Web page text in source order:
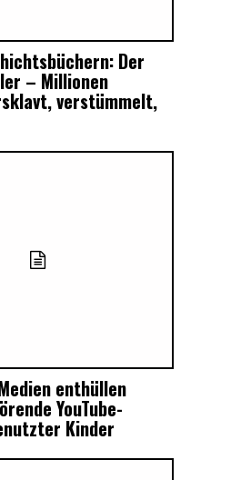
Der
– Millionen
verstümmelt,
enthüllen
YouTube-
Kinder